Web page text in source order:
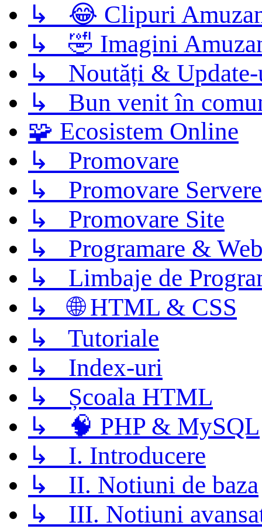
↳ 😂 Clipuri
↳ 🤣 Imagini
↳ Noutăți &
↳ Bun venit în
🧩 Ecosistem Online
↳ Promovare
↳ Promovare Servere
↳ Promovare Site
↳ Programare &
↳ Limbaje de
↳ 🌐 HTML & CSS
↳ Tutoriale
↳ Index-uri
↳ Școala HTML
↳ 🧠 PHP & MySQL
↳ I. Introducere
↳ II. Notiuni de baza
↳ III. Notiuni